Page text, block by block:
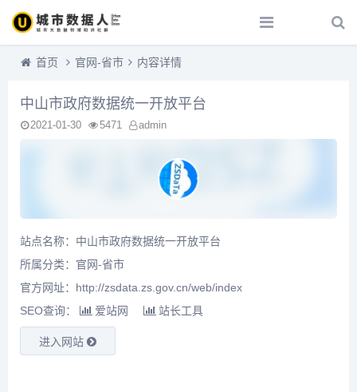
首页 官网-省市 内容详情
中山市政府数据统一开放平台
2021-01-30 5471 admin
站点名称：中山市政府数据统一开放平台
所属分类： 官网-省市
官方网址：http://zsdata.zs.gov.cn/web/index
SEO查询：
爱站网 站长工具
进入网站